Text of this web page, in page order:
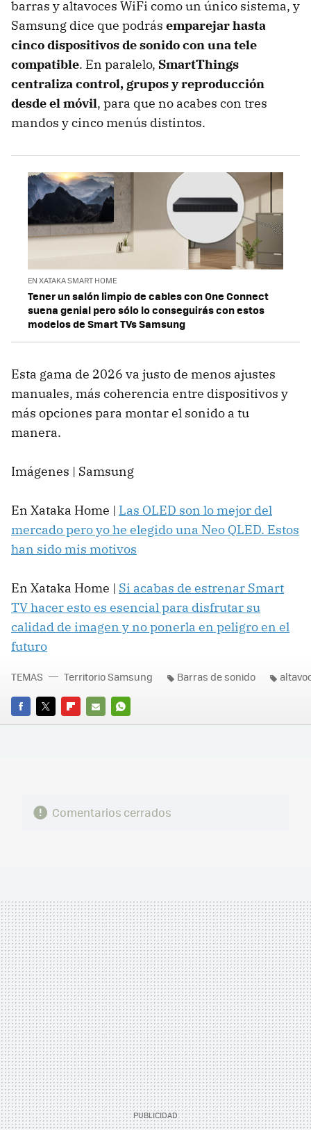
barras y altavoces WiFi como un único sistema, y
Samsung dice que podrás emparejar hasta
cinco dispositivos de sonido con una tele
compatible. En paralelo, SmartThings
centraliza control, grupos y reproducción
desde el móvil, para que no acabes con tres
mandos y cinco menús distintos.
EN XATAKA SMART HOME
Tener un salón limpio de cables con One Connect
suena genial pero sólo lo conseguirás con estos
modelos de Smart TVs Samsung
Esta gama de 2026 va justo de menos ajustes
manuales, más coherencia entre dispositivos y
más opciones para montar el sonido a tu
manera.
Imágenes | Samsung
En Xataka Home | Las OLED son lo mejor del
mercado pero yo he elegido una Neo QLED. Estos
han sido mis motivos
En Xataka Home | Si acabas de estrenar Smart
TV hacer esto es esencial para disfrutar su
calidad de imagen y no ponerla en peligro en el
futuro
FACEBOOK
TWITTERFLIPBOARD
E-
WHATSAPP
TEMAS Territorio Samsung Barras de sonido
Comentarios cerrados